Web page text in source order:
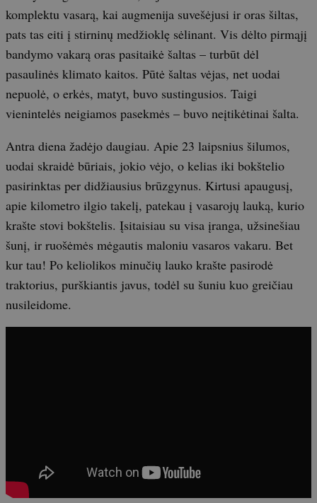
komplektu vasarą, kai augmenija suvešėjusi ir oras šiltas,
pats tas eiti į stirninų medžioklę sėlinant. Vis dėlto pirmąjį
bandymo vakarą oras pasitaikė šaltas – turbūt dėl
pasaulinės klimato kaitos. Pūtė šaltas vėjas, net uodai
nepuolė, o erkės, matyt, buvo sustingusios. Taigi
vienintelės neigiamos pasekmės – buvo neįtikėtinai šalta.
Antra diena žadėjo daugiau. Apie 23 laipsnius šilumos,
uodai skraidė būriais, jokio vėjo, o kelias iki bokštelio
pasirinktas per didžiausius brūzgynus. Kirtusi apaugusį,
apie kilometro ilgio takelį, patekau į vasarojų lauką, kurio
krašte stovi bokštelis. Įsitaisiau su visa įranga, užsinešiau
šunį, ir ruošėmės mėgautis maloniu vasaros vakaru. Bet
kur tau! Po keliolikos minučių lauko krašte pasirodė
traktorius, purškiantis javus, todėl su šuniu kuo greičiau
nusileidome.